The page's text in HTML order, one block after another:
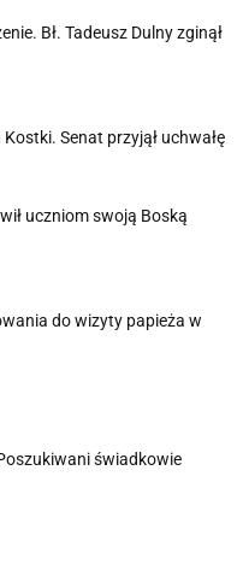
Bł. Tadeusz Dulny zginął
Senat przyjął uchwałę
uczniom swoją Boską
do wizyty papieża w
świadkowie